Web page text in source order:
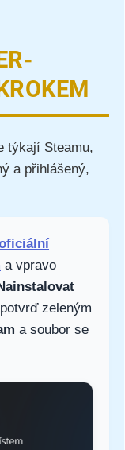
týkají Steamu,
a přihlášený,
a vpravo
zeleným
a soubor se